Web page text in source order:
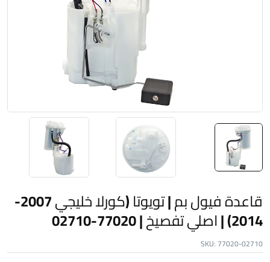
قاعدة فيول بم | تويوتا (كورلا خليجي 2007-
2014) | اصلي تفصيخ | 77020-02710
SKU: 77020-02710